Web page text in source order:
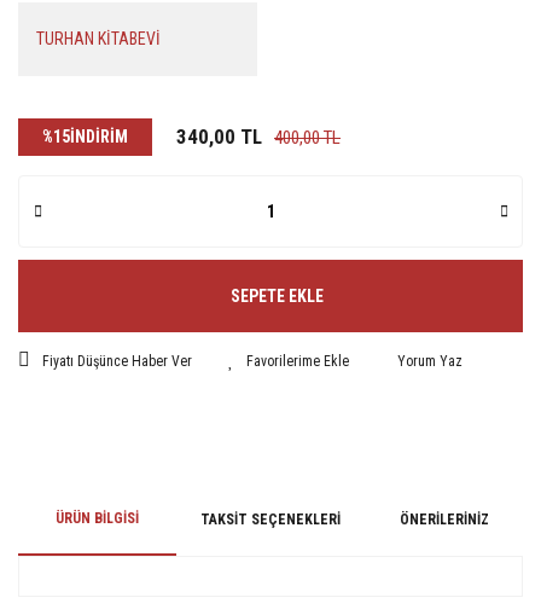
TURHAN KİTABEVİ
%15İNDİRİM 340,00 TL 400,00 TL
SEPETE EKLE
Fiyatı Düşünce Haber Ver Yorum Yaz
ÜRÜN BILGISI TAKSIT SEÇENEKLERI ÖNERILERINIZ